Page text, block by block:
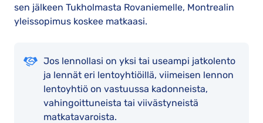
sen jälkeen Tukholmasta Rovaniemelle, Montrealin
yleissopimus koskee matkaasi.
Jos lennollasi on yksi tai useampi jatkolento
ja lennät eri lentoyhtiöillä, viimeisen lennon
lentoyhtiö on vastuussa kadonneista,
vahingoittuneista tai viivästyneistä
matkatavaroista.